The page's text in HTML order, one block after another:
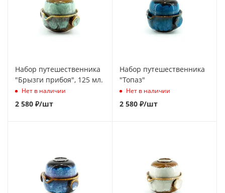
Набор путешественника
"Брызги прибоя", 125 мл.
Нет в наличии
2 580 ₽/шт
Набор путешественника
"Топаз"
Нет в наличии
2 580 ₽/шт